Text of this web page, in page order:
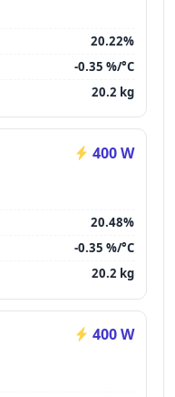
20.22%
-0.35 %/°C
20.2 kg
400 W
20.48%
-0.35 %/°C
20.2 kg
400 W